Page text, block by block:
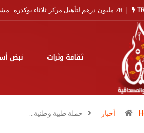
مندوبية الصيد البحري بآسفي تفتح باب
ثقافة وثرات نبض
أخبار حملة طبية وطنية…